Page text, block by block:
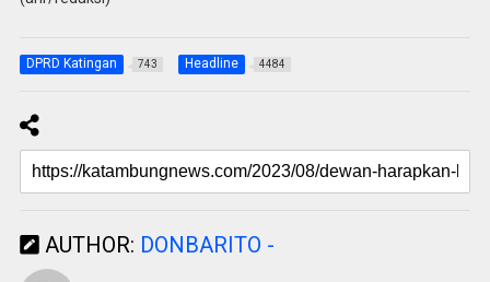
DPRD Katingan 743 Headline 4484
AUTHOR: DONBARITO -